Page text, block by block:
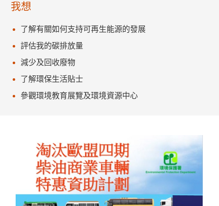
我想
了解有關如何支持可再生能源的發展
評估我的碳排放量
減少及回收廢物
了解環保生活貼士
參觀環境教育展覽及環境資源中心